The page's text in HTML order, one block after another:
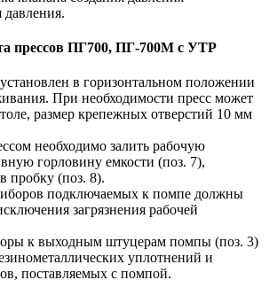
давления.
прессов ПГ700, ПГ-700М с УТР
в горизонтальном положении
При необходимости пресс может
размер крепежных отверстий 10 мм
необходимо залить рабочую
горловину емкости (поз. 7),
пробку (поз. 8).
подключаемых к помпе должны
загрязнения рабочей
к выходным штуцерам помпы (поз. 3)
уплотнений и
поставляемых с помпой.